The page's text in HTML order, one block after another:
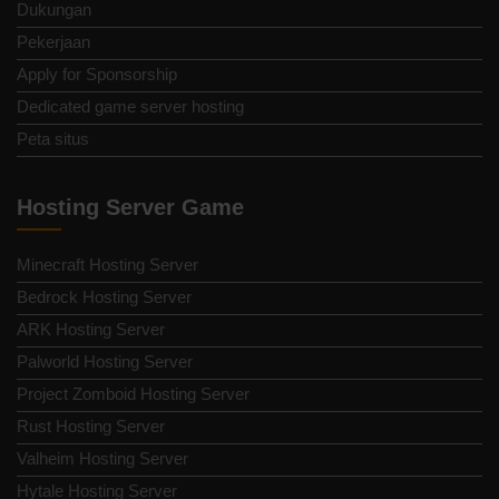
Dukungan
Pekerjaan
Apply for Sponsorship
Dedicated game server hosting
Peta situs
Hosting Server Game
Minecraft Hosting Server
Bedrock Hosting Server
ARK Hosting Server
Palworld Hosting Server
Project Zomboid Hosting Server
Rust Hosting Server
Valheim Hosting Server
Hytale Hosting Server